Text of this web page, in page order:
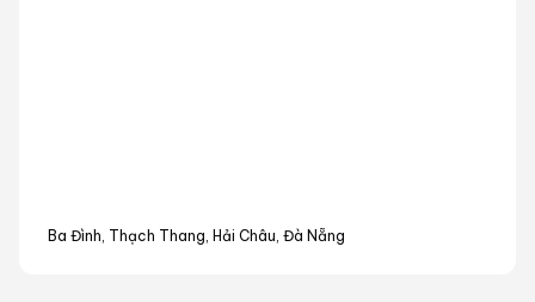
Ba Đình, Thạch Thang, Hải Châu, Đà Nẵng